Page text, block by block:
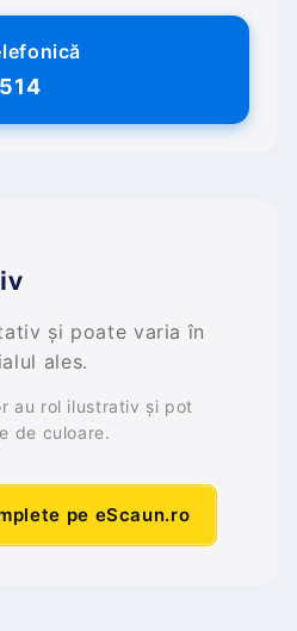
și poate varia în
ales.
au rol ilustrativ și pot
de culoare.
pe eScaun.ro